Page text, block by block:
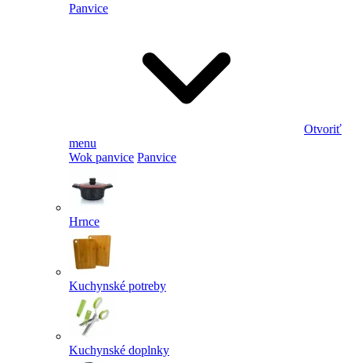
Panvice
Otvoriť
menu
Wok panvice Panvice
Hrnce
Kuchynské potreby
Kuchynské doplnky